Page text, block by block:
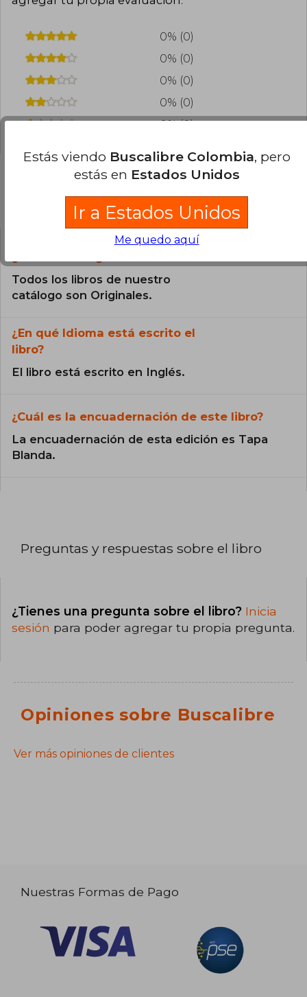
0% (0)
0% (0)
0% (0)
0% (0)
0% (0)
Preguntas frecuentes sobre el libro
Todos los libros de nuestro
catálogo son Originales.
¿En qué Idioma está escrito el
libro?
El libro está escrito en Inglés.
¿Cuál es la encuadernación de este libro?
La encuadernación de esta edición es Tapa
Blanda.
Preguntas y respuestas sobre el libro
¿Tienes una pregunta sobre el libro? Inicia
sesión para poder agregar tu propia pregunta.
Opiniones sobre Buscalibre
Ver más opiniones de clientes
Nuestras Formas de Pago
Estás viendo Buscalibre Colombia, pero
estás en Estados Unidos
Ir a Estados Unidos
Me quedo aquí